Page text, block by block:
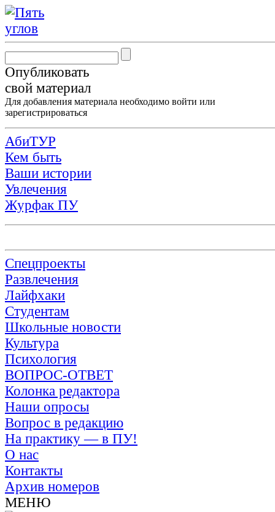
Опубликовать
свой материал
Для добавления материала необходимо войти или
зарегистрироваться
АбиТУР
Кем быть
Ваши истории
Увлечения
Журфак ПУ
Спецпроекты
Развлечения
Лайфхаки
Студентам
Школьные новости
Культура
Психология
ВОПРОС-ОТВЕТ
Колонка редактора
Наши опросы
Вопрос в редакцию
На практику — в ПУ!
О нас
Контакты
Архив номеров
МЕНЮ